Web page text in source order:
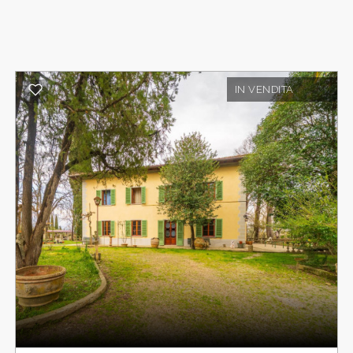
letto e uno con una camera, ideali per sviluppare
una raffinata attività ricettiva o per accogliere
famiglia e ospiti in assoluta privacy.
Completano la tenuta circa 6 ettari di terreno,
suddivisi tra seminativo e bosco, che
garantiscono quiete, riservatezza e un contesto
paesaggistico di straordinaria bellezza.
Una proprietà dal carattere unico
, ricca di storia
e autenticità, ideale per chi desidera una dimora
di prestigio nel cuore della Toscana più
esclusiva, o un progetto di ospitalità di alto
livello immerso in uno scenario senza
tempo.L'antica proprietà, appartenuta alla nobile
famigliaOttieri della Ciaia, conserva ancora oggi
IN VENDITA